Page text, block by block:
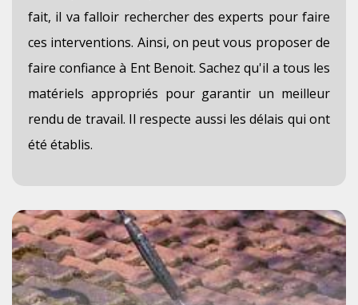
fait, il va falloir rechercher des experts pour faire
ces interventions. Ainsi, on peut vous proposer de
faire confiance à Ent Benoit. Sachez qu'il a tous les
matériels appropriés pour garantir un meilleur
rendu de travail. Il respecte aussi les délais qui ont
été établis.